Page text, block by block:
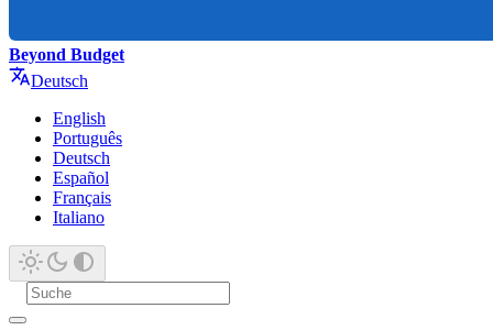
Beyond Budget
Deutsch
English
Português
Deutsch
Español
Français
Italiano